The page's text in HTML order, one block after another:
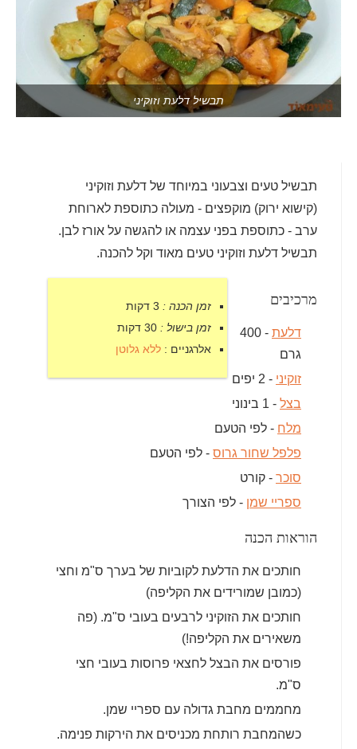
תבשיל דלעת וזוקיני
תבשיל טעים וצבעוני במיוחד של דלעת וזוקיני
(קישוא ירוק) מוקפצים - מעולה כתוספת לארוחת
ערב - כתוספת בפני עצמה או להגשה על אורז לבן.
תבשיל דלעת וזוקיני טעים מאוד וקל להכנה.
זמן הכנה : 3 דקות
זמן בישול : 30 דקות
אלרגניים : ללא גלוטן
מרכיבים
דלעת
- 400
גרם
זוקיני - 2 יפים
בצל - 1 בינוני
מלח - לפי הטעם
פלפל שחור גרוס - לפי הטעם
סוכר - קורט
ספריי שמן - לפי הצורך
הוראות הכנה
חותכים את הדלעת לקוביות של בערך ס"מ וחצי
(כמובן שמורידים את הקליפה)
חותכים את הזוקיני לרבעים בעובי ס"מ. (פה
משאירים את הקליפה!)
פורסים את הבצל לחצאי פרוסות בעובי חצי
ס"מ.
מחממים מחבת גדולה עם ספריי שמן.
כשהמחבת רותחת מכניסים את הירקות פנימה.